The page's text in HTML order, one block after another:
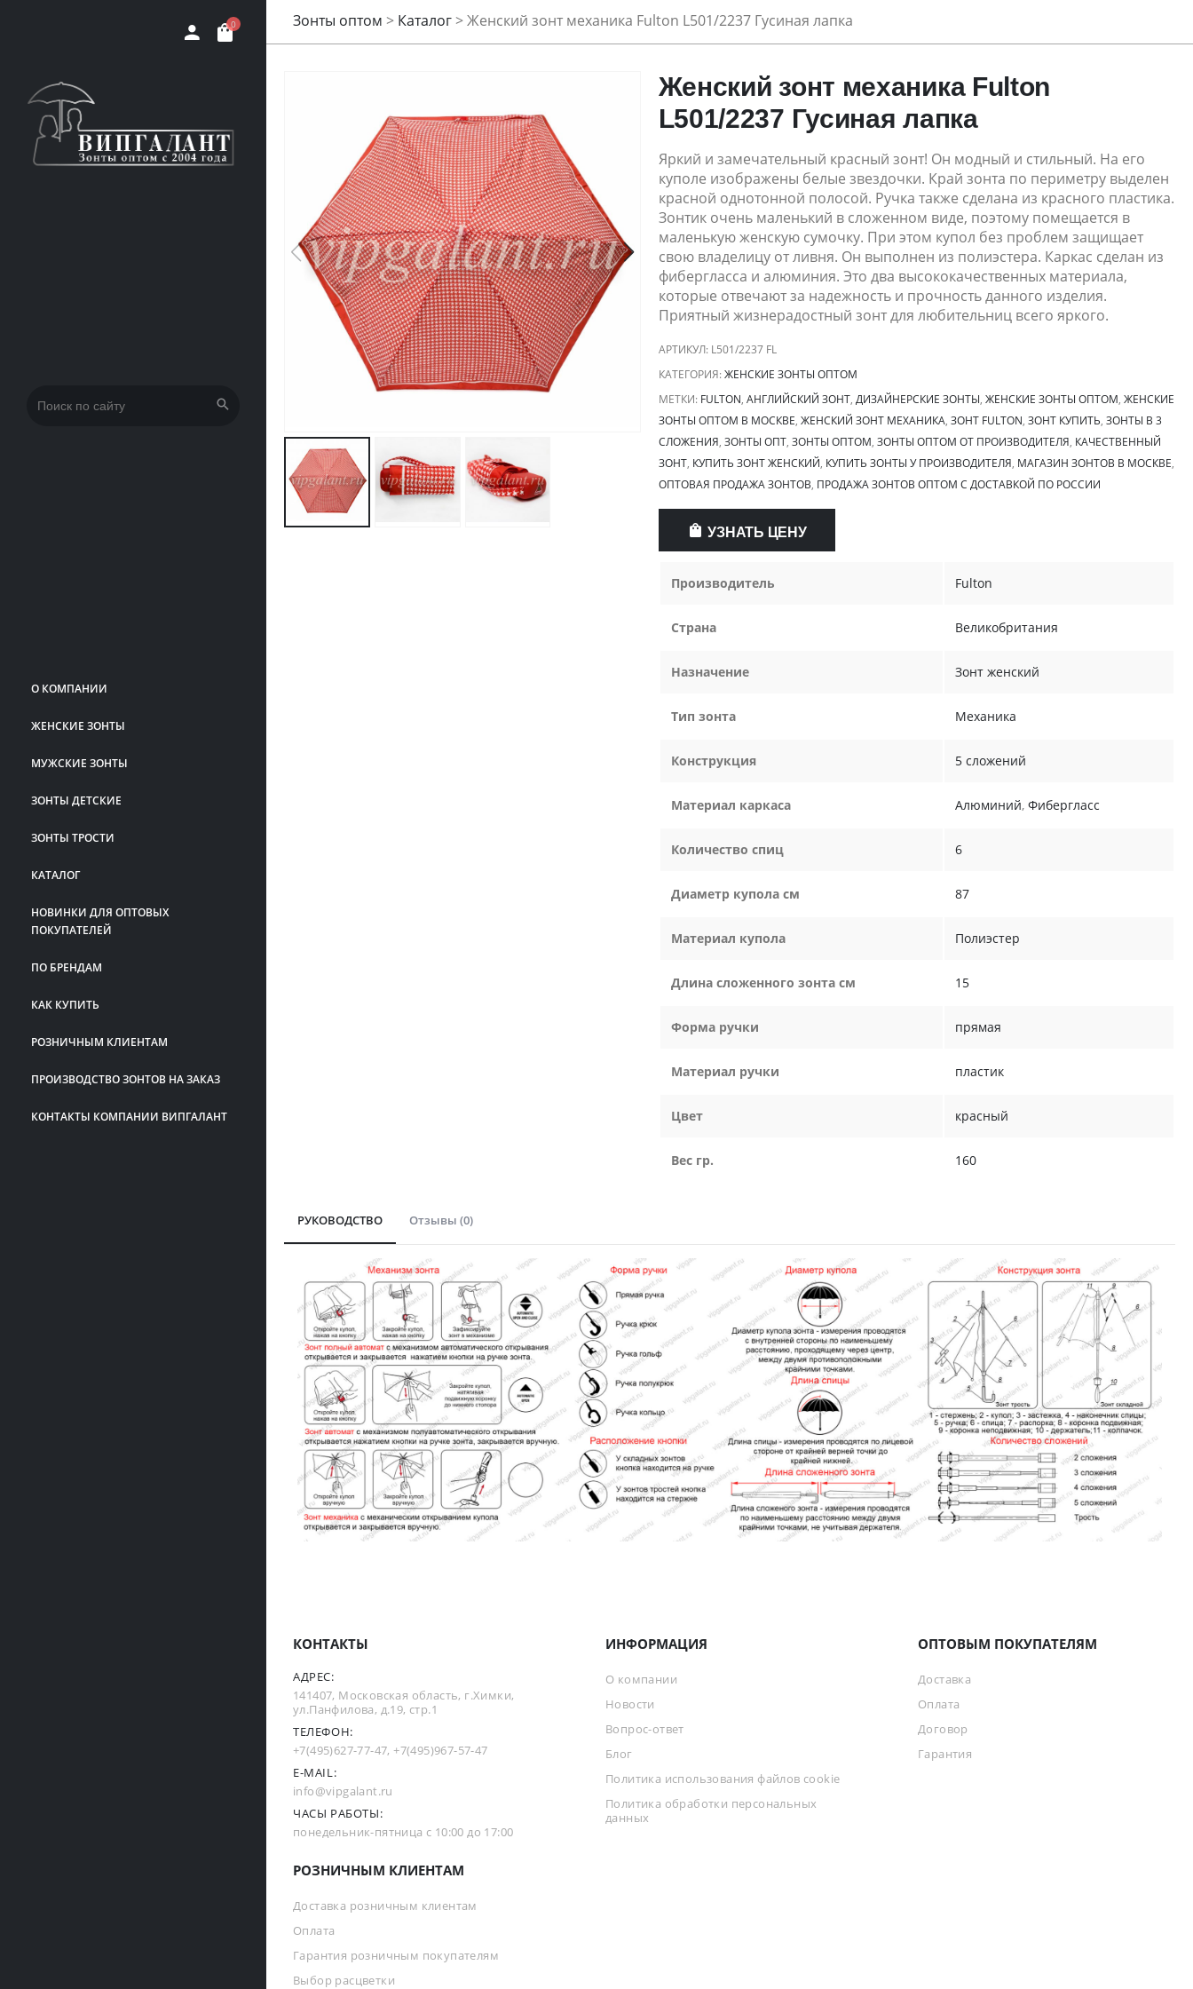
0
Искать:
О КОМПАНИИ
ЖЕНСКИЕ ЗОНТЫ
МУЖСКИЕ ЗОНТЫ
ЗОНТЫ ДЕТСКИЕ
ЗОНТЫ ТРОСТИ
КАТАЛОГ
НОВИНКИ ДЛЯ ОПТОВЫХ
ПОКУПАТЕЛЕЙ
ПО БРЕНДАМ
КАК КУПИТЬ
РОЗНИЧНЫМ КЛИЕНТАМ
ПРОИЗВОДСТВО ЗОНТОВ НА ЗАКАЗ
КОНТАКТЫ КОМПАНИИ ВИПГАЛАНТ
Зонты оптом > Каталог>Женский зонт механика Fulton L501/2237 Гусиная лапка
Женский зонт механика Fulton
L501/2237 Гусиная лапка
Яркий и замечательный красный зонт! Он модный и стильный. На его
куполе изображены белые звездочки. Край зонта по периметру выделен
красной однотонной полосой. Ручка также сделана из красного пластика.
Зонтик очень маленький в сложенном виде, поэтому помещается в
маленькую женскую сумочку. При этом купол без проблем защищает
свою владелицу от ливня. Он выполнен из полиэстера. Каркас сделан из
фибергласса и алюминия. Это два высококачественных материала,
которые отвечают за надежность и прочность данного изделия.
Приятный жизнерадостный зонт для любительниц всего яркого.
АРТИКУЛ: L501/2237 FL
КАТЕГОРИЯ:ЖЕНСКИЕ ЗОНТЫ ОПТОМ
МЕТКИ: FULTON, АНГЛИЙСКИЙ ЗОНТ, ДИЗАЙНЕРСКИЕ ЗОНТЫ, ЖЕНСКИЕ ЗОНТЫ ОПТОМ, ЖЕНСКИЕ
ЗОНТЫ ОПТОМ В МОСКВЕ, ЖЕНСКИЙ ЗОНТ МЕХАНИКА, ЗОНТ FULTON, ЗОНТ КУПИТЬ, ЗОНТЫ В 3
СЛОЖЕНИЯ, ЗОНТЫ ОПТ, ЗОНТЫ ОПТОМ, ЗОНТЫ ОПТОМ ОТ ПРОИЗВОДИТЕЛЯ, КАЧЕСТВЕННЫЙ
ЗОНТ, КУПИТЬ ЗОНТ ЖЕНСКИЙ, КУПИТЬ ЗОНТЫ У ПРОИЗВОДИТЕЛЯ, МАГАЗИН ЗОНТОВ В МОСКВЕ,
ОПТОВАЯ ПРОДАЖА ЗОНТОВ, ПРОДАЖА ЗОНТОВ ОПТОМ С ДОСТАВКОЙ ПО РОССИИ
УЗНАТЬ ЦЕНУ
Производитель Fulton
Страна Великобритания
Назначение Зонт женский
Тип зонта Механика
Конструкция 5 сложений
Материал каркаса Алюминий, Фибергласс
Количество спиц 6
Диаметр купола см 87
Материал купола Полиэстер
Длина сложенного зонта см 15
Форма ручки прямая
Материал ручки пластик
Цвет красный
Вес гр. 160
РУКОВОДСТВО Отзывы (0)
КОНТАКТЫ
АДРЕС:
141407, Московская область, г.Химки,
ул.Панфилова, д.19, стр.1
ТЕЛЕФОН:
+7(495)627-77-47,+7(495)967-57-47
E-MAIL:
info@vipgalant.ru
ЧАСЫ РАБОТЫ:
понедельник-пятница с 10:00 до 17:00
ИНФОРМАЦИЯ
О компании
Новости
Вопрос-ответ
Блог
Политика использования файлов cookie
Политика обработки персональных
данных
ОПТОВЫМ ПОКУПАТЕЛЯМ
Доставка
Оплата
Договор
Гарантия
РОЗНИЧНЫМ КЛИЕНТАМ
Доставка розничным клиентам
Оплата
Гарантия розничным покупателям
Выбор расцветки